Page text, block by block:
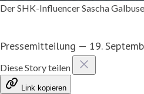
Der SHK-Influencer Sascha
Pressemitteilung — 19.
Diese Story teilen
Link kopieren